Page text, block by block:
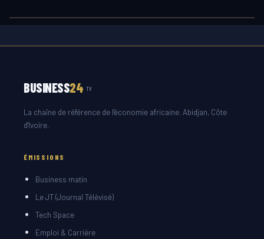
BUSINESS24 TV
La chaîne de référence de l'économie africaine. Abidjan, Côte
d'Ivoire.
ÉMISSIONS
Business matin
Le JT (Journal Télévisé)
Tech Space
Emploi & Carrière